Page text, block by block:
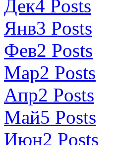
Дек4 Posts
Янв3 Posts
Фев2 Posts
Мар2 Posts
Апр2 Posts
Май5 Posts
Июн2 Posts